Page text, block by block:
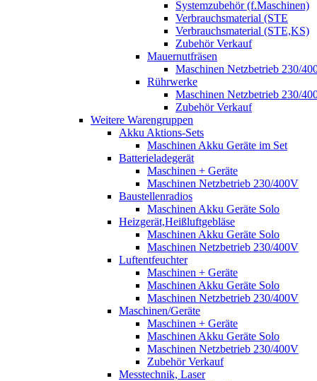
Systemzubehör (f.Maschinen)
Verbrauchsmaterial (STE
Verbrauchsmaterial (STE,KS)
Zubehör Verkauf
Mauernutfräsen
Maschinen Netzbetrieb 230/
Rührwerke
Maschinen Netzbetrieb 230/
Zubehör Verkauf
Weitere Warengruppen
Akku Aktions-Sets
Maschinen Akku Geräte im Set
Batterieladegerät
Maschinen + Geräte
Maschinen Netzbetrieb 230/400V
Baustellenradios
Maschinen Akku Geräte Solo
Heizgerät,Heißluftgebläse
Maschinen Akku Geräte Solo
Maschinen Netzbetrieb 230/400V
Luftentfeuchter
Maschinen + Geräte
Maschinen Akku Geräte Solo
Maschinen Netzbetrieb 230/400V
Maschinen/Geräte
Maschinen + Geräte
Maschinen Akku Geräte Solo
Maschinen Netzbetrieb 230/400V
Zubehör Verkauf
Messtechnik, Laser